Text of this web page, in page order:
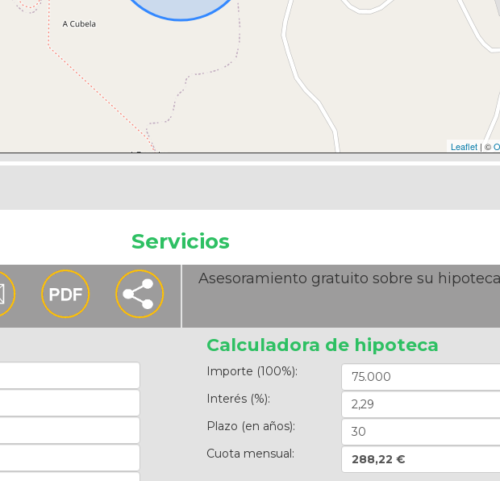
Leaflet | ©
Servicios
Asesoramiento gratuito sobre su hipoteca
Calculadora de hipoteca
Importe (100%):
Interés (%):
Plazo (en años):
Cuota mensual:
288,22 €